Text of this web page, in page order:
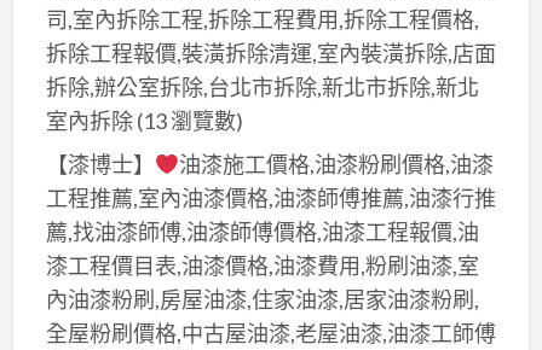
司,室內拆除工程,拆除工程費用,拆除工程價格,
拆除工程報價,裝潢拆除清運,室內裝潢拆除,店面
拆除,辦公室拆除,台北市拆除,新北市拆除,新北
室內拆除(13 瀏覽數)
【漆博士】
油漆施工價格,油漆粉刷價格,油漆
工程推薦,室內油漆價格,油漆師傅推薦,油漆行推
薦,找油漆師傅,油漆師傅價格,油漆工程報價,油
漆工程價目表,油漆價格,油漆費用,粉刷油漆,室
內油漆粉刷,房屋油漆,住家油漆,居家油漆粉刷,
全屋粉刷價格,中古屋油漆,老屋油漆,油漆工師傅